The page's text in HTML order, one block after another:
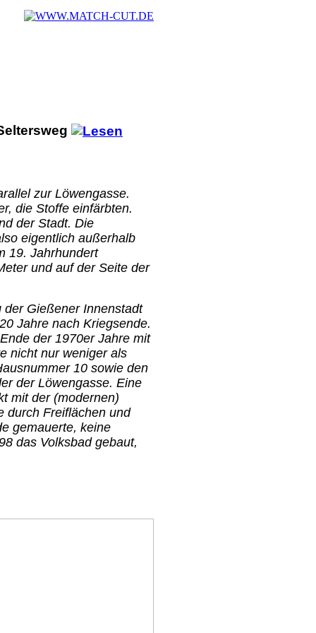
zur Löwengasse.
die Stoffe einfärbten.
der Stadt. Die
eigentlich außerhalb
19. Jahrhundert
und auf der Seite der
der Gießener Innenstadt
Jahre nach Kriegsende.
der 1970er Jahre mit
nicht nur weniger als
10 sowie den
der Löwengasse. Eine
mit der (modernen)
durch Freiflächen und
gemauerte, keine
das Volksbad gebaut,